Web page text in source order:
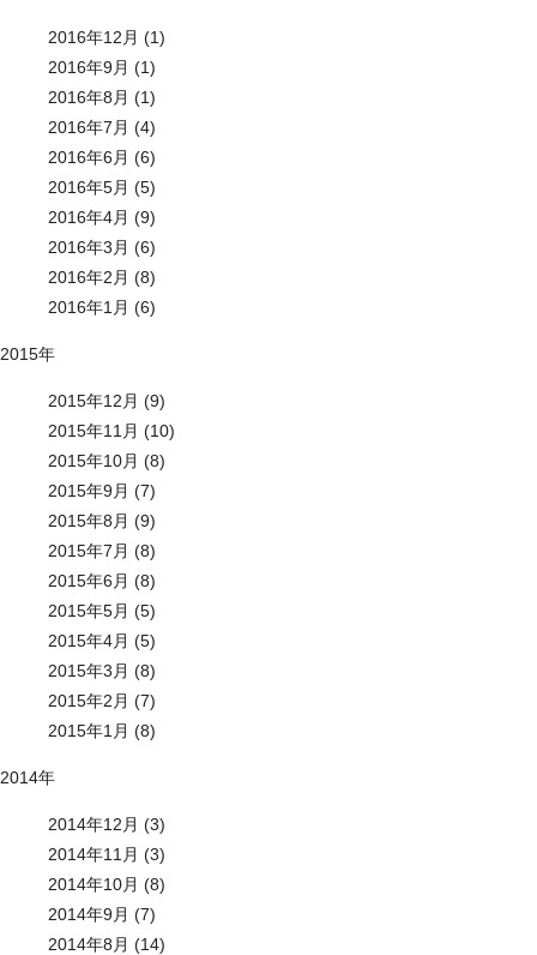
2016年12月 (1)
2016年9月 (1)
2016年8月 (1)
2016年7月 (4)
2016年6月 (6)
2016年5月 (5)
2016年4月 (9)
2016年3月 (6)
2016年2月 (8)
2016年1月 (6)
2015年
2015年12月 (9)
2015年11月 (10)
2015年10月 (8)
2015年9月 (7)
2015年8月 (9)
2015年7月 (8)
2015年6月 (8)
2015年5月 (5)
2015年4月 (5)
2015年3月 (8)
2015年2月 (7)
2015年1月 (8)
2014年
2014年12月 (3)
2014年11月 (3)
2014年10月 (8)
2014年9月 (7)
2014年8月 (14)